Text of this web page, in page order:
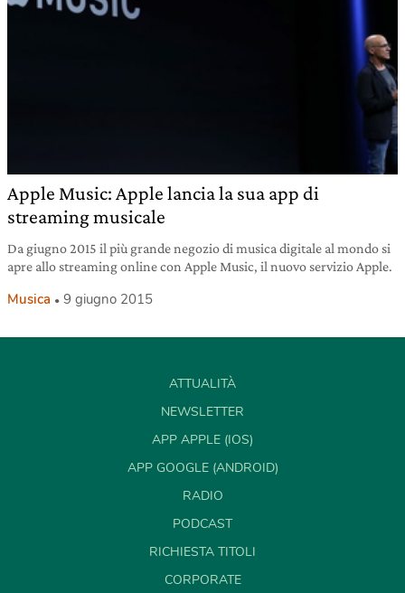
Apple Music: Apple lancia la sua app di
streaming musicale
Da giugno 2015 il più grande negozio di musica digitale al mondo si
apre allo streaming online con Apple Music, il nuovo servizio Apple.
Musica 9 giugno 2015
ATTUALITÀ
NEWSLETTER
APP APPLE (IOS)
APP GOOGLE (ANDROID)
RADIO
PODCAST
RICHIESTA TITOLI
CORPORATE